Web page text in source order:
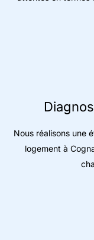
Nous réalisons une
logement à